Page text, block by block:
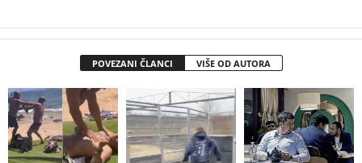
POVEZANI ČLANCI VIŠE OD AUTORA